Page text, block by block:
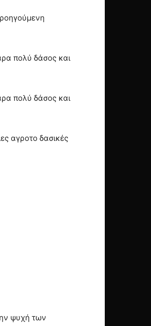
πολύ δάσος και
πολύ δάσος και
αγροτο δασικές
ψυχή των